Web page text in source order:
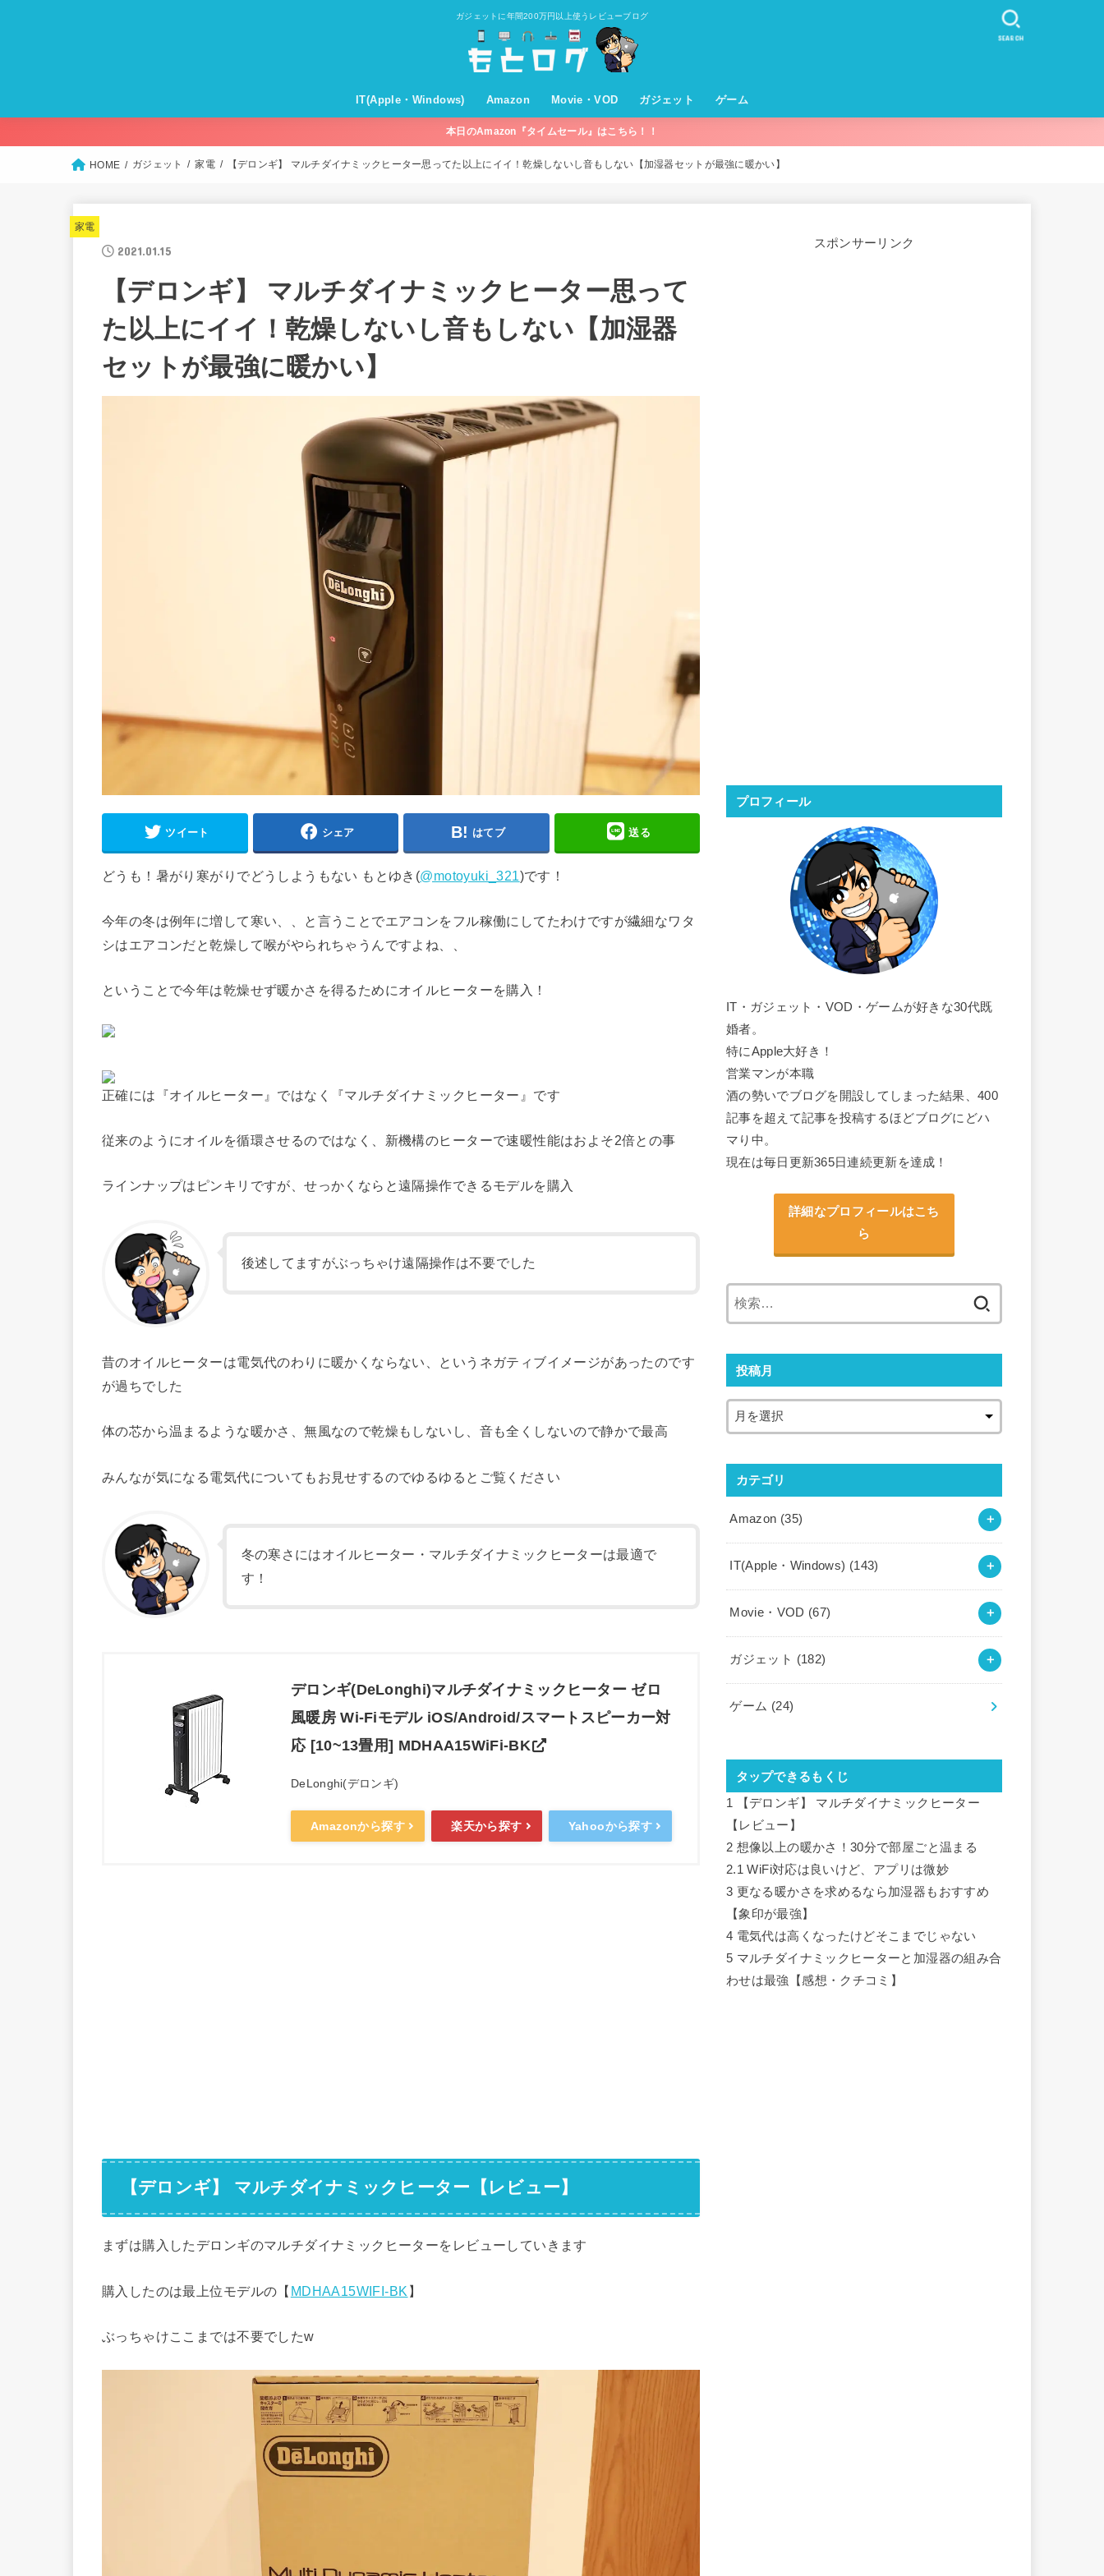
ガジェットに年間200万円以上使うレビューブログ
IT(Apple・Windows)
iPhone・iPad・iOS
モバイル回線・通信機器
Amazon
プライム会員
プライムビデオ
ミュージック
オーディブル
キンドル
Amazonパントリー
セールやキャンペーン
買ってよかったものまとめ
Movie・VOD
Movie
VOD
ガジェット
モバイルバッテリー
充電器
ケーブル
オーディオ(スピーカー・イヤホ
ン)
ホームシアター
VODデバイス
WiFi
パソコン関係
家電
その他
ゲーム
SEARCH
本日のAmazon『タイムセール』はこちら！！
HOME ガジェット 家電 【デロンギ】 マルチダイナミックヒーター思ってた以上にイイ！乾燥しないし音もしない【加湿器セットが最強に暖かい】
家電
2021.01.15
【デロンギ】 マルチダイナミックヒーター思って
た以上にイイ！乾燥しないし音もしない【加湿器
セットが最強に暖かい】
ツイート シェア はてブ 送る
どうも！暑がり寒がりでどうしようもない もとゆき(@motoyuki_321)です！
今年の冬は例年に増して寒い、、と言うことでエアコンをフル稼働にしてたわけですが繊細なワタ
シはエアコンだと乾燥して喉がやられちゃうんですよね、、
ということで今年は乾燥せず暖かさを得るためにオイルヒーターを購入！
正確には『オイルヒーター』ではなく『マルチダイナミックヒーター』です
従来のようにオイルを循環させるのではなく、新機構のヒーターで速暖性能はおよそ2倍との事
ラインナップはピンキリですが、せっかくならと遠隔操作できるモデルを購入
後述してますがぶっちゃけ遠隔操作は不要でした
昔のオイルヒーターは電気代のわりに暖かくならない、というネガティブイメージがあったのです
が過ちでした
体の芯から温まるような暖かさ、無風なので乾燥もしないし、音も全くしないので静かで最高
みんなが気になる電気代についてもお見せするのでゆるゆるとご覧ください
冬の寒さにはオイルヒーター・マルチダイナミックヒーターは最適で
す！
デロンギ(DeLonghi)マルチダイナミックヒーター ゼロ
風暖房 Wi-Fiモデル iOS/Android/スマートスピーカー対
応 [10~13畳用] MDHAA15WiFi-BK
DeLonghi(デロンギ)
Amazonから探す 楽天から探す Yahooから探す
【デロンギ】 マルチダイナミックヒーター【レビュー】
まずは購入したデロンギのマルチダイナミックヒーターをレビューしていきます
購入したのは最上位モデルの【 MDHAA15WIFI-BK 】
ぶっちゃけここまでは不要でしたw
スポンサーリンク
プロフィール
IT・ガジェット・VOD・ゲームが好きな30代既
婚者。
特にApple大好き！
営業マンが本職
酒の勢いでブログを開設してしまった結果、400
記事を超えて記事を投稿するほどブログにどハ
マり中。
現在は毎日更新365日連続更新を達成！
詳細なプロフィールはこち
ら
投稿月
カテゴリ
Amazon (35)
IT(Apple・Windows) (143)
Movie・VOD (67)
ガジェット (182)
ゲーム (24)
タップできるもくじ
1 【デロンギ】 マルチダイナミックヒーター
【レビュー】
2 想像以上の暖かさ！30分で部屋ごと温まる
2.1 WiFi対応は良いけど、アプリは微妙
3 更なる暖かさを求めるなら加湿器もおすすめ
【象印が最強】
4 電気代は高くなったけどそこまでじゃない
5 マルチダイナミックヒーターと加湿器の組み合
わせは最強【感想・クチコミ】